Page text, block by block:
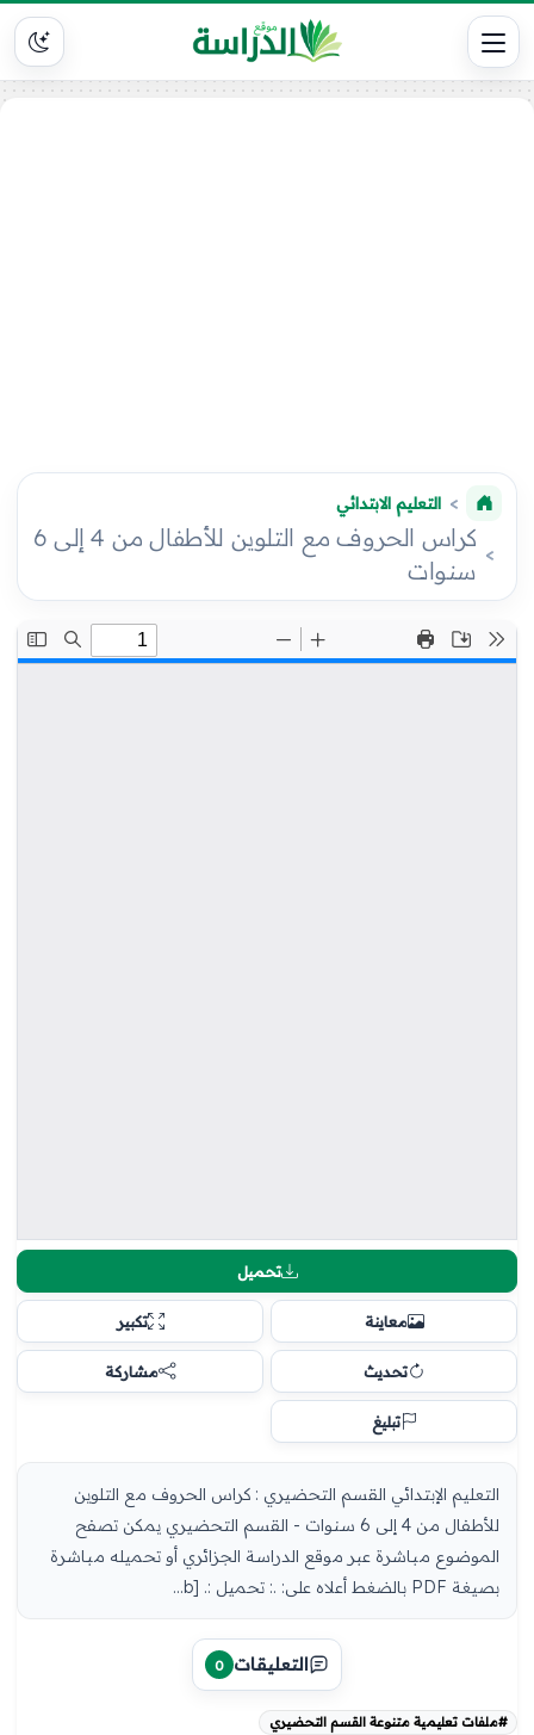
التعليم الابتدائي
كراس الحروف مع التلوين للأطفال من 4 إلى 6
سنوات
تحميل
معاينة تكبير
تحديث مشاركة
تبليغ
التعليم الإبتدائي القسم التحضيري : كراس الحروف مع التلوين
للأطفال من 4 إلى 6 سنوات - القسم التحضيري يمكن تصفح
الموضوع مباشرة عبر موقع الدراسة الجزائري أو تحميله مباشرة
بصيغة PDF بالضغط أعلاه على: .: تحميل :. [b...
التعليقات 0
#ملفات تعليمية متنوعة القسم التحضيري